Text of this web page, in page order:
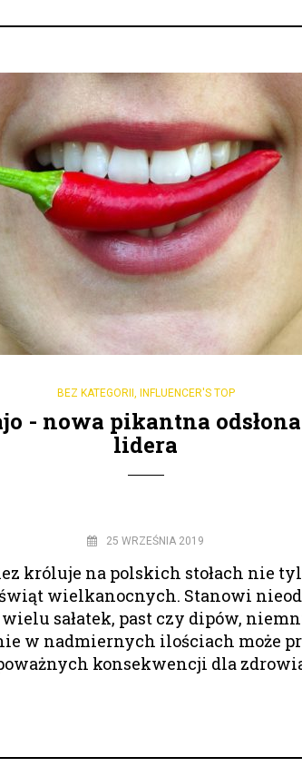
BEZ KATEGORII , INFLUENCER'S TOP
- nowa pikantna
lidera
25 WRZEŚNIA 2019
króluje na polskich stołach nie
wielkanocnych. Stanowi
sałatek, past czy dipów,
w nadmiernych ilościach może
konsekwencji dla